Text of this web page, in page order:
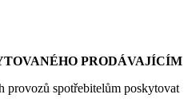
PRODÁVAJÍCÍM
provozů spotřebitelům poskytovat